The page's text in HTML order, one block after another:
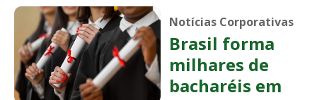
Notícias Corporativas
Brasil forma
milhares de
bacharéis em